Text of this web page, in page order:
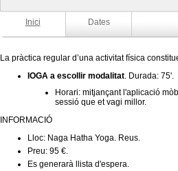
Inici Dates
La pràctica regular d’una activitat física
IOGA a escollir modalitat. Durada: 75'.
Horari: mitjançant l'aplicació
sessió que et vagi millor.
INFORMACIÓ
Lloc: Naga Hatha Yoga. Reus.
Preu: 95 €.
Es generarà llista d'espera.